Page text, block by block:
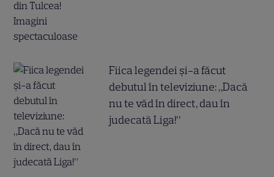
Fiica legendei și-a făcut
debutul în televiziune: „Dacă
nu te văd în direct, dau în
judecată Liga!”